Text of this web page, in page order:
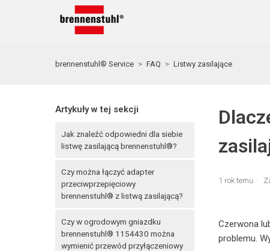
brennenstuhl® Service FAQ Listwy zasilające
Artykuły w tej sekcji
Jak znaleźć odpowiedni dla siebie
listwę zasilającą brennenstuhl®?
Czy można łączyć adapter
przeciwprzepięciowy
brennenstuhl® z listwą zasilającą?
Czy w ogrodowym gniazdku
brennenstuhl® 1154430 można
wymienić przewód przyłączeniowy
1 rok temu
Czerwona
problemu.